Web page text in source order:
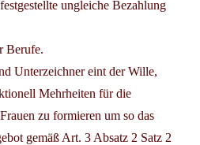
ungleiche Bezahlung
Unterzeichner eint der Wille,
Mehrheiten für die
zu formieren um so das
gemäß Art. 3 Absatz 2 Satz 2